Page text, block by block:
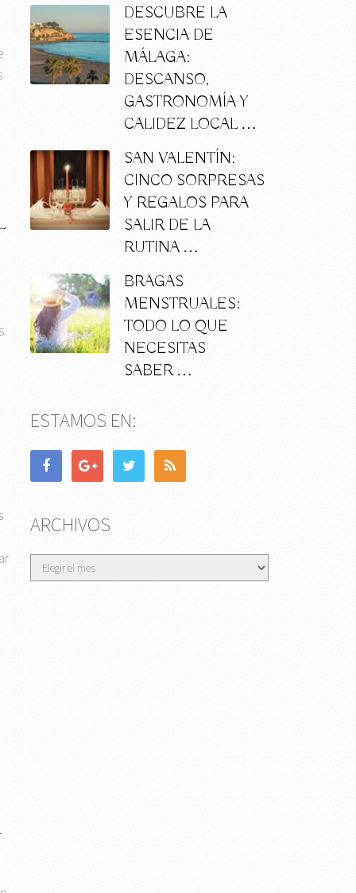
DESCUBRE LA
ESENCIA DE
MÁLAGA:
DESCANSO,
GASTRONOMÍA Y
CALIDEZ LOCAL …
SAN VALENTÍN:
CINCO SORPRESAS
Y REGALOS PARA
SALIR DE LA
RUTINA …
BRAGAS
MENSTRUALES:
TODO LO QUE
NECESITAS
SABER …
ESTAMOS EN:
ARCHIVOS
Archivos